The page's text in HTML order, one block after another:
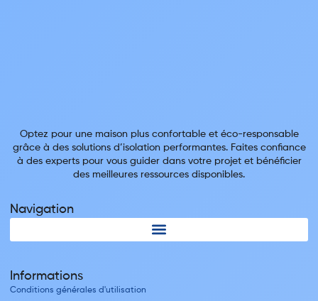
Optez pour une maison plus confortable et éco-responsable
grâce à des solutions d’isolation performantes. Faites confiance
à des experts pour vous guider dans votre projet et bénéficier
des meilleures ressources disponibles.
Navigation
Informations
Conditions générales d'utilisation